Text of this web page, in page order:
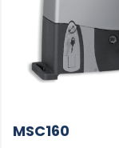
MSC160